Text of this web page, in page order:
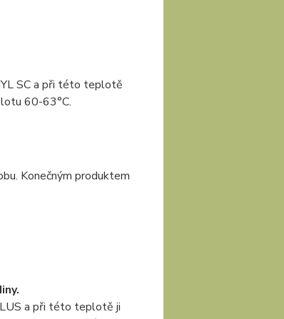
SC a při této teplotě
60-63°C.
Konečným produktem
a při této teplotě ji